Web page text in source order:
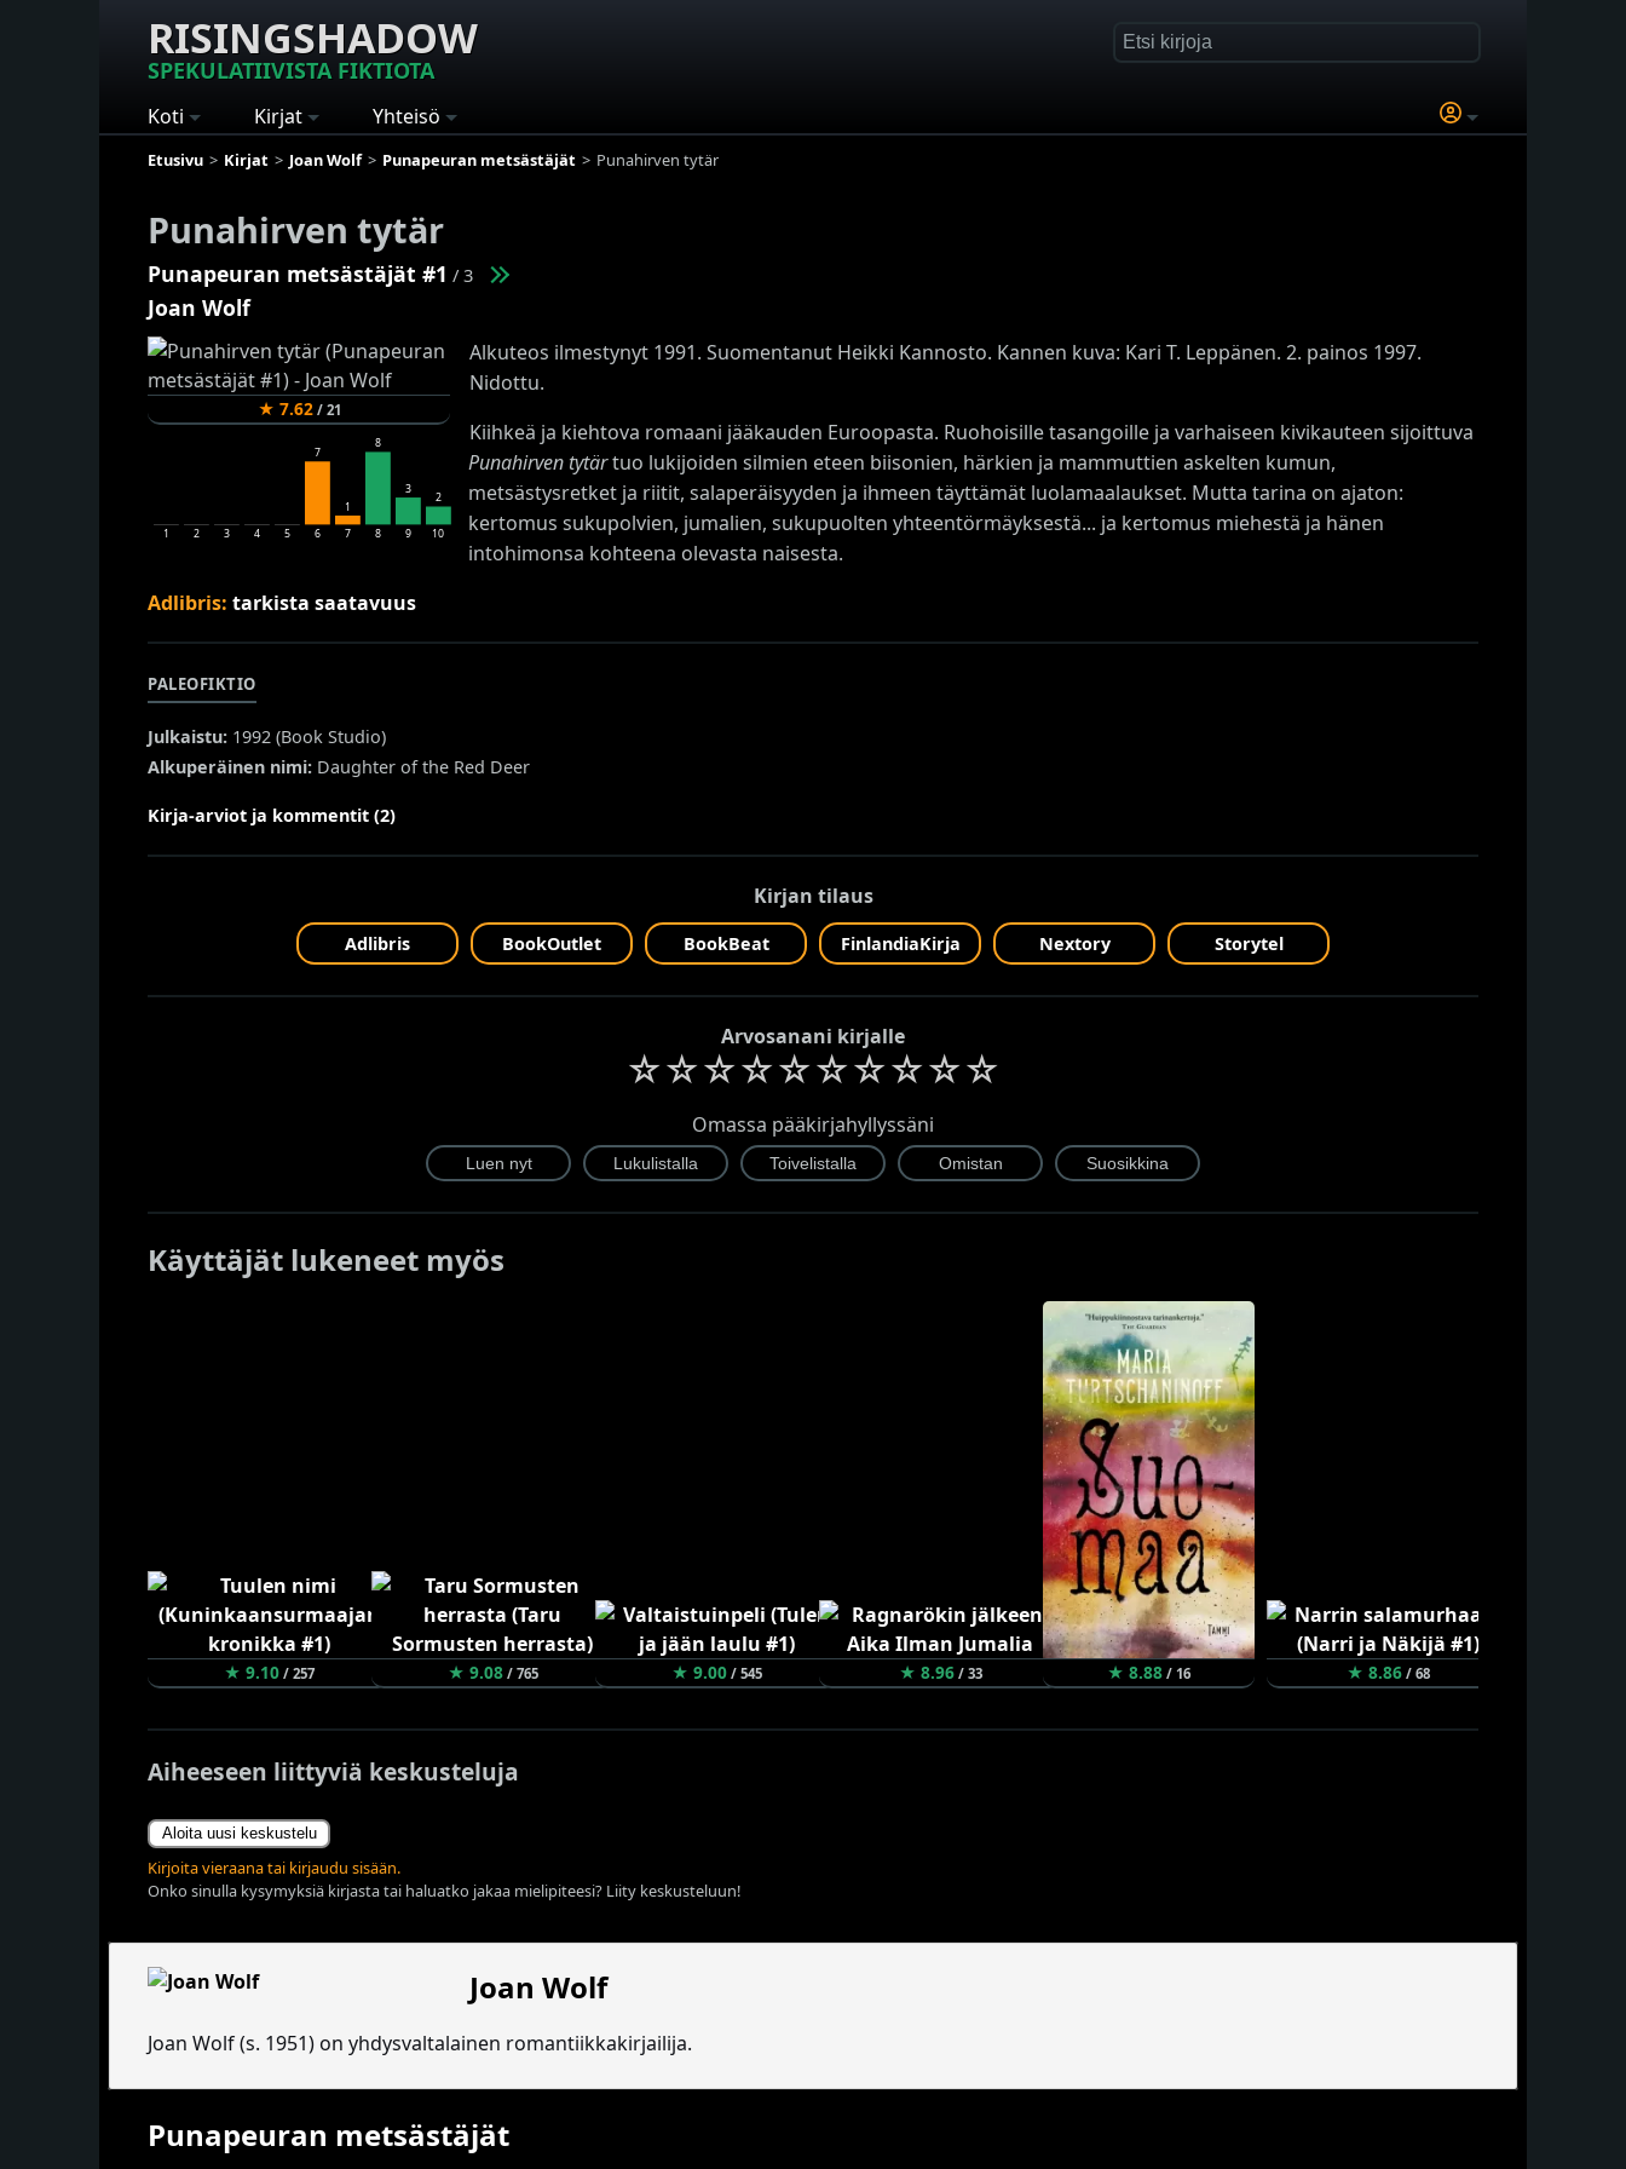
RISINGSHADOW
SPEKULATIIVISTA FIKTIOTA
Koti Kirjat Yhteisö
Etusivu Kirjat Joan Wolf Punapeuran metsästäjät Punahirven tytär
Punahirven tytär
Punapeuran metsästäjät #1 / 3
Joan Wolf
★ 7.62/ 21
1 2 3 4 5
7
6
1
7
8
8
3
9
2
10
Alkuteos ilmestynyt 1991. Suomentanut Heikki Kannosto. Kannen kuva: Kari T. Leppänen. 2. painos 1997.
Nidottu.
Kiihkeä ja kiehtova romaani jääkauden Euroopasta. Ruohoisille tasangoille ja varhaiseen kivikauteen sijoittuva
Punahirven tytärtuo lukijoiden silmien eteen biisonien, härkien ja mammuttien askelten kumun,
metsästysretket ja riitit, salaperäisyyden ja ihmeen täyttämät luolamaalaukset. Mutta tarina on ajaton:
kertomus sukupolvien, jumalien, sukupuolten yhteentörmäyksestä... ja kertomus miehestä ja hänen
intohimonsa kohteena olevasta naisesta.
Adlibris: tarkista saatavuus
PALEOFIKTIO
Julkaistu: 1992 (Book Studio)
Alkuperäinen nimi: Daughter of the Red Deer
Kirja-arviot ja kommentit (2)
Kirjan tilaus
Adlibris BookOutlet BookBeat FinlandiaKirja Nextory Storytel
Arvosanani kirjalle
☆☆☆☆☆☆☆☆☆☆
Omassa pääkirjahyllyssäni
Käyttäjät lukeneet myös
★ 9.10/ 257 ★ 9.08/ 765 ★ 9.00/ 545 ★ 8.96/ 33 ★ 8.88 / 16 ★ 8.86/ 68
Aiheeseen liittyviä keskusteluja
Aloita uusi keskustelu
Kirjoita vieraana tai kirjaudu sisään.
Onko sinulla kysymyksiä kirjasta tai haluatko jakaa mielipiteesi? Liity keskusteluun!
Joan Wolf
Joan Wolf (s. 1951) on yhdysvaltalainen romantiikkakirjailija.
Punapeuran metsästäjät